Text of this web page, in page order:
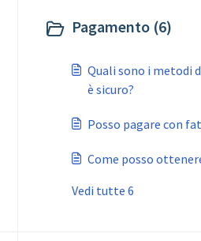
Pagamento (6)
Quali sono i metodi
è sicuro?
Posso pagare con
Come posso
Vedi tutte 6